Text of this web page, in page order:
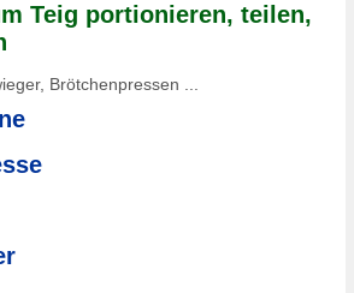
Teig portionieren, teilen,
Brötchenpressen ...